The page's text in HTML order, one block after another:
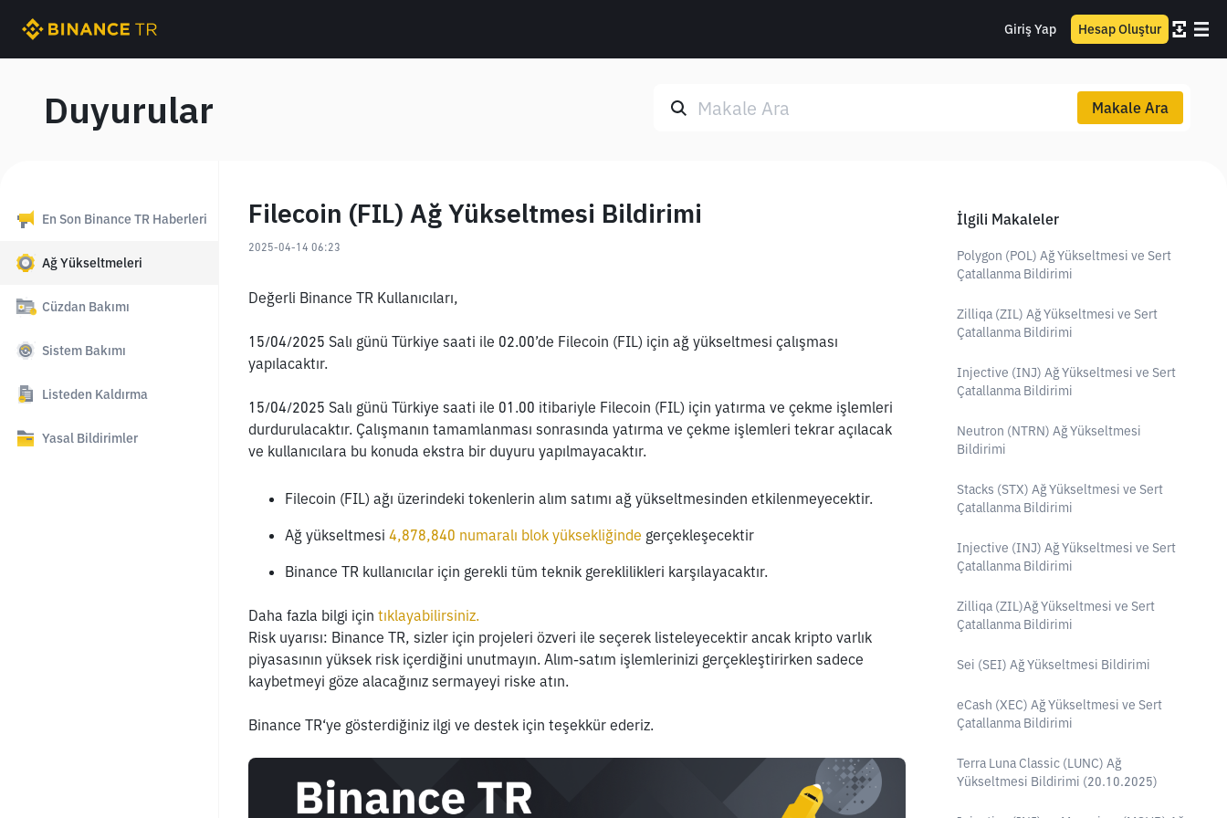
Giriş Yap Hesap Oluştur
Duyurular Makale Ara
En Son Binance TR Haberleri
Ağ Yükseltmeleri
Cüzdan Bakımı
Sistem Bakımı
Listeden Kaldırma
Yasal Bildirimler
Filecoin (FIL) Ağ Yükseltmesi Bildirimi
2025-04-14 06:23
Değerli Binance TR Kullanıcıları,
15/04/2025 Salı günü Türkiye saati ile 02.00’de Filecoin (FIL) için ağ yükseltmesi çalışması
yapılacaktır.
15/04/2025 Salı günü Türkiye saati ile 01.00 itibariyle Filecoin (FIL) için yatırma ve çekme işlemleri
durdurulacaktır. Çalışmanın tamamlanması sonrasında yatırma ve çekme işlemleri tekrar açılacak
ve kullanıcılara bu konuda ekstra bir duyuru yapılmayacaktır.
Filecoin (FIL) ağı üzerindeki tokenlerin alım satımı ağ yükseltmesinden etkilenmeyecektir.
Ağ yükseltmesi 4,878,840 numaralı blok yüksekliğinde gerçekleşecektir
Binance TR kullanıcılar için gerekli tüm teknik gereklilikleri karşılayacaktır.
Daha fazla bilgi için tıklayabilirsiniz.
Risk uyarısı: Binance TR, sizler için projeleri özveri ile seçerek listeleyecektir ancak kripto varlık
piyasasının yüksek risk içerdiğini unutmayın. Alım-satım işlemlerinizi gerçekleştirirken sadece
kaybetmeyi göze alacağınız sermayeyi riske atın.
Binance TR‘ye gösterdiğiniz ilgi ve destek için teşekkür ederiz.
İlgili Makaleler
Polygon (POL) Ağ Yükseltmesi ve Sert
Çatallanma Bildirimi
Zilliqa (ZIL) Ağ Yükseltmesi ve Sert
Çatallanma Bildirimi
Injective (INJ) Ağ Yükseltmesi ve Sert
Çatallanma Bildirimi
Neutron (NTRN) Ağ Yükseltmesi
Bildirimi
Stacks (STX) Ağ Yükseltmesi ve Sert
Çatallanma Bildirimi
Injective (INJ) Ağ Yükseltmesi ve Sert
Çatallanma Bildirimi
Zilliqa (ZIL)Ağ Yükseltmesi ve Sert
Çatallanma Bildirimi
Sei (SEI) Ağ Yükseltmesi Bildirimi
eCash (XEC) Ağ Yükseltmesi ve Sert
Çatallanma Bildirimi
Terra Luna Classic (LUNC) Ağ
Yükseltmesi Bildirimi (20.10.2025)